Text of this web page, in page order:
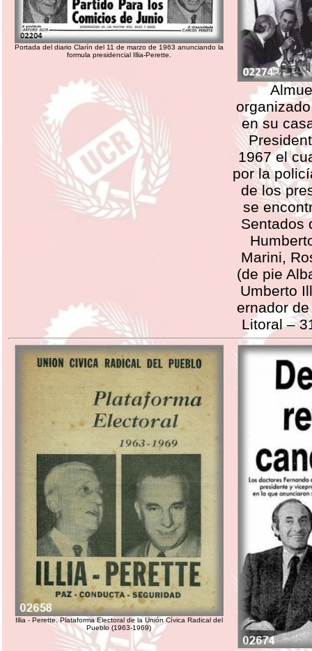
Portada del diario Clarín del 11 de marzo de 1963 anunciando la
formula presidencial Illia-Perette.
en su
1967 el
por la
de los
se
Sentados
Marini,
(de pie
Umberto
ernador
Litoral –
Illia - Perette. Plataforma Electoral de la Unión Cívica Radical del
Pueblo (1963-1969)